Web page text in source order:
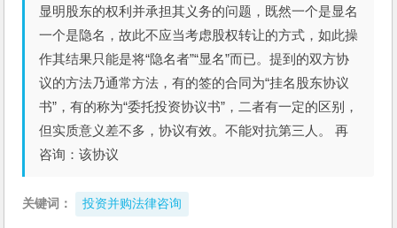
显明股东的权利并承担其义务的问题，既然一个是显名
一个是隐名，故此不应当考虑股权转让的方式，如此操
作其结果只能是将“隐名者”“显名”而已。提到的双方协
议的方法乃通常方法，有的签的合同为“挂名股东协议
书”，有的称为“委托投资协议书”，二者有一定的区别，
但实质意义差不多，协议有效。不能对抗第三人。 再
咨询：该协议
关键词： 投资并购法律咨询